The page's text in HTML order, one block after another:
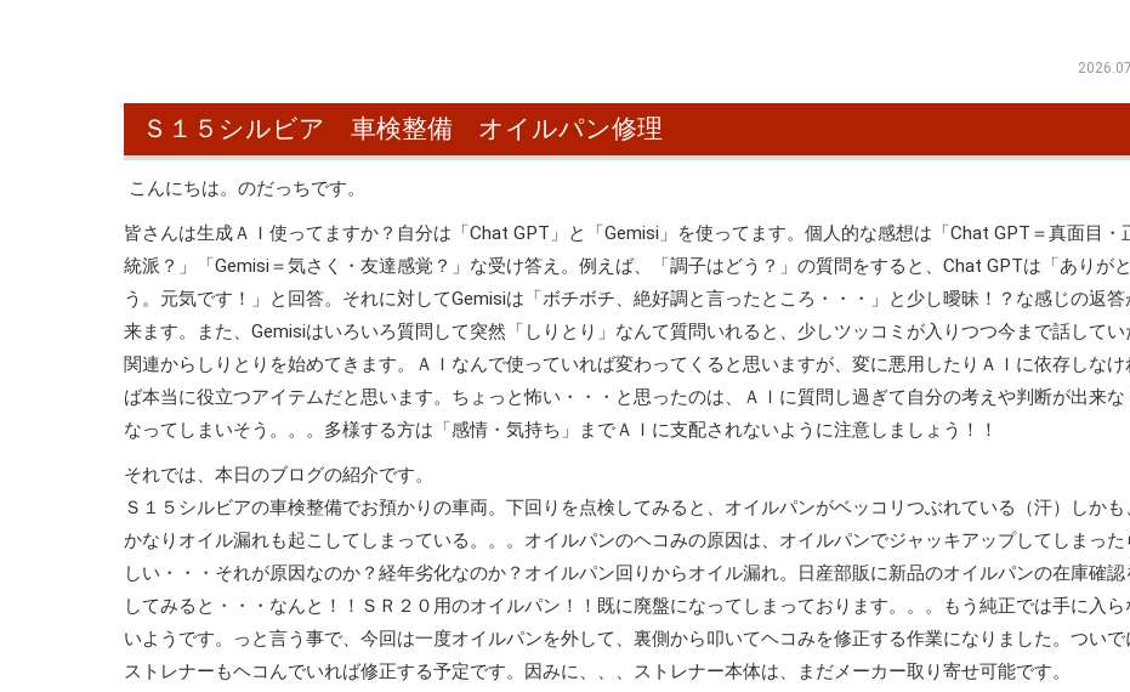
Ｓ１５シルビア 車検整備 オイルパン修理
こんにちは。のだっちです。
皆さんは生成ＡＩ使ってますか？自分は「Chat GPT」と「Gemisi」を使ってます。個人的な感想は 「Chat GPT＝真面目・
統派？」
「Gemisi＝気さく・友達感覚？」な受け答え。例えば、「調子はどう？」の質問をすると、 Chat GPTは「ありがと
う。元気です！」と回答。それに対してGemisiは「ボチボチ、絶好調と言ったところ・・・」と少し曖昧！？な感じの返答
来ます。また、 Gemisiはいろいろ質問して突然「しりとり」なんて質問いれると、少しツッコミが入りつつ今まで話してい
関連からしりとりを始めてきます。ＡＩなんで使っていれば変わってくると思いますが、変に悪用したりＡＩに依存しなけ
ば本当に役立つアイテムだと思います。ちょっと怖い・・・と思ったのは、ＡＩに質問し過ぎて自分の考えや判断が出来な
なってしまいそう。。。多様する方は「感情・気持ち」までＡＩに支配されないように注意しましょう！！
それでは、本日のブログの紹介です。
Ｓ１５シルビアの車検整備でお預かりの車両。下回りを点検してみると、オイルパンがベッコリつぶれている（汗）しかも
かなりオイル漏れも起こしてしまっている。。。オイルパンのヘコみの原因は、オイルパンでジャッキアップしてしまった
しい・・・それが原因なのか？経年劣化なのか？オイルパン回りからオイル漏れ。日産部販に新品のオイルパンの在庫確認
してみると・・・なんと！！ＳＲ２０用のオイルパン！！既に廃盤になってしまっております。。。もう純正では手に入ら
いようです。っと言う事で、今回は一度オイルパンを外して、裏側から叩いてヘコみを修正する作業になりました。ついで
ストレナーもヘコんでいれば修正する予定です。因みに、、、ストレナー本体は、まだメーカー取り寄せ可能です。